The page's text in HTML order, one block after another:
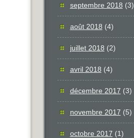
septembre 2018 (3)
août 2018 (4)
juillet 2018 (2)
avril 2018 (4)
décembre 2017 (3)
novembre 2017 (5)
octobre 2017 (1)